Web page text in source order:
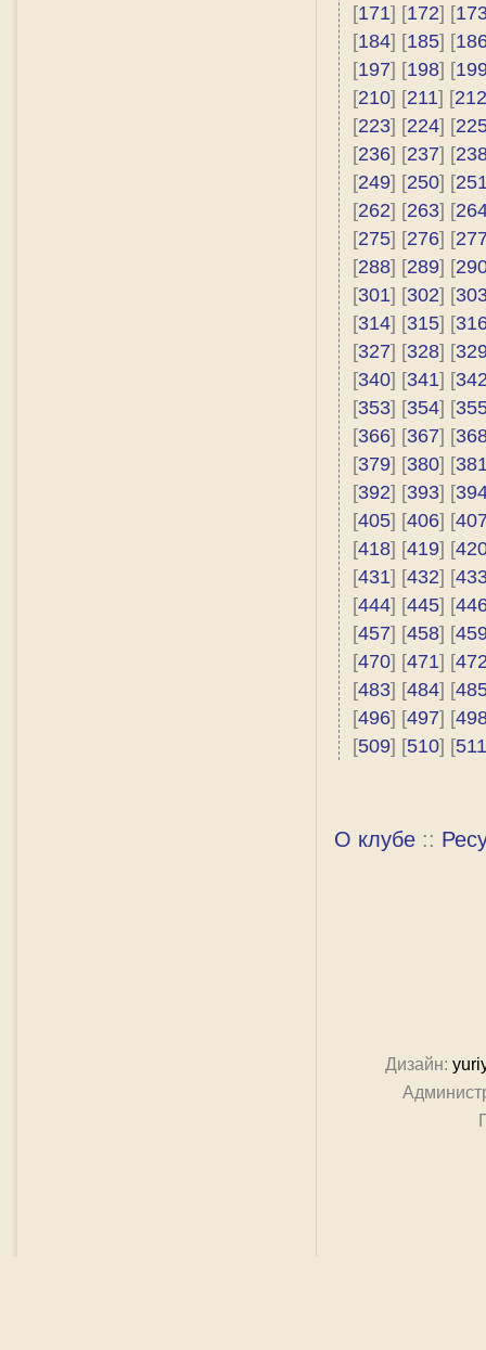
[171] [172] [
[184] [185] [
[197] [198] [
[210] [211] [212
[223] [224] [
[236] [237] [
[249] [250] [
[262] [263] [
[275] [276] [
[288] [289] [
[301] [302] [
[314] [315] [
[327] [328] [
[340] [341] [
[353] [354] [
[366] [367] [
[379] [380] [
[392] [393] [
[405] [406] [
[418] [419] [
[431] [432] [
[444] [445] [
[457] [458] [
[470] [471] [
[483] [484] [
[496] [497] [
[509] [510] [511
О клубе ::
Дизайн: